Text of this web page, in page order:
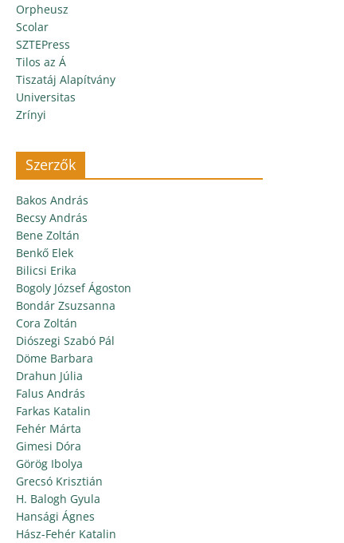
Orpheusz
Scolar
SZTEPress
Tilos az Á
Tiszatáj Alapítvány
Universitas
Zrínyi
Szerzők
Bakos András
Becsy András
Bene Zoltán
Benkő Elek
Bilicsi Erika
Bogoly József Ágoston
Bondár Zsuzsanna
Cora Zoltán
Diószegi Szabó Pál
Döme Barbara
Drahun Júlia
Falus András
Farkas Katalin
Fehér Márta
Gimesi Dóra
Görög Ibolya
Grecsó Krisztián
H. Balogh Gyula
Hansági Ágnes
Hász-Fehér Katalin